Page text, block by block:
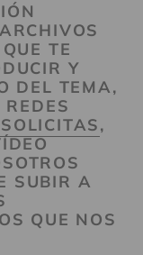
TE
Y
DEL TEMA,
,
SUBIR A
QUE NOS